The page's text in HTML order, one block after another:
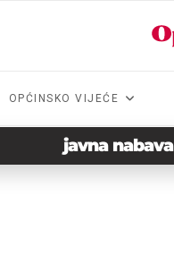
OPĆINSKO VIJEĆE
javna nabava